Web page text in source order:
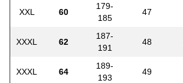
XXL 60
179-
185
47
XXXL 62
187-
191
48
XXXL 64
189-
193
49